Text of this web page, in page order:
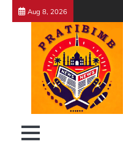
Skip
Aug 8, 2026